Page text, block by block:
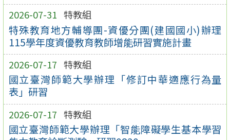
2026-07-31 特教組
特殊教育地方輔導團-資優分團(建國國小)辦理
115學年度資優教育教師增能研習實施計畫
2026-07-17 特教組
國立臺灣師範大學辦理「修訂中華適應行為量
表」研習
2026-07-17 特教組
國立臺灣師範大學辦理「智能障礙學生基本學習